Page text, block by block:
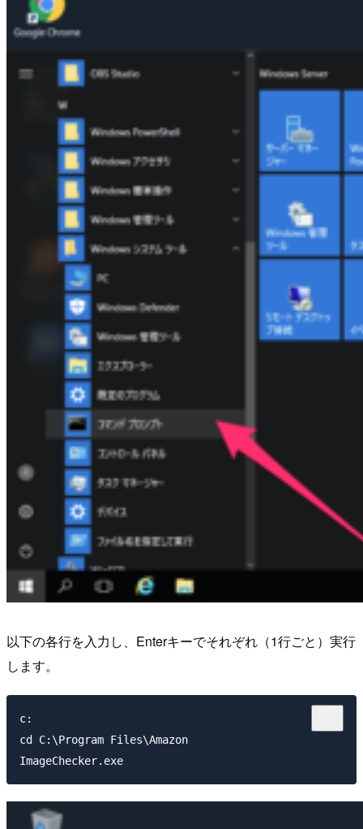
以下の各行を入力し、Enterキーでそれぞれ（1行ごと）実行
します。
c:
cd C:\Program Files\Amazon